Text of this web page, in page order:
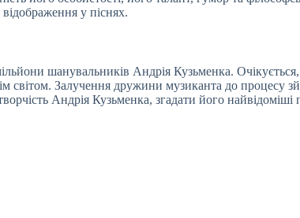
у піснях.
шанувальників Андрія Кузьменка.
світом. Залучення дружини музиканта до процесу
Андрія Кузьменка, згадати його найвідоміші